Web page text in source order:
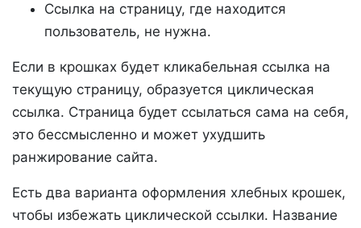
Ссылка на страницу, где находится
пользователь, не нужна.
Если в крошках будет кликабельная ссылка на
текущую страницу, образуется циклическая
ссылка. Страница будет ссылаться сама на себя,
это бессмысленно и может ухудшить
ранжирование сайта.
Есть два варианта оформления хлебных крошек,
чтобы избежать циклической ссылки. Название